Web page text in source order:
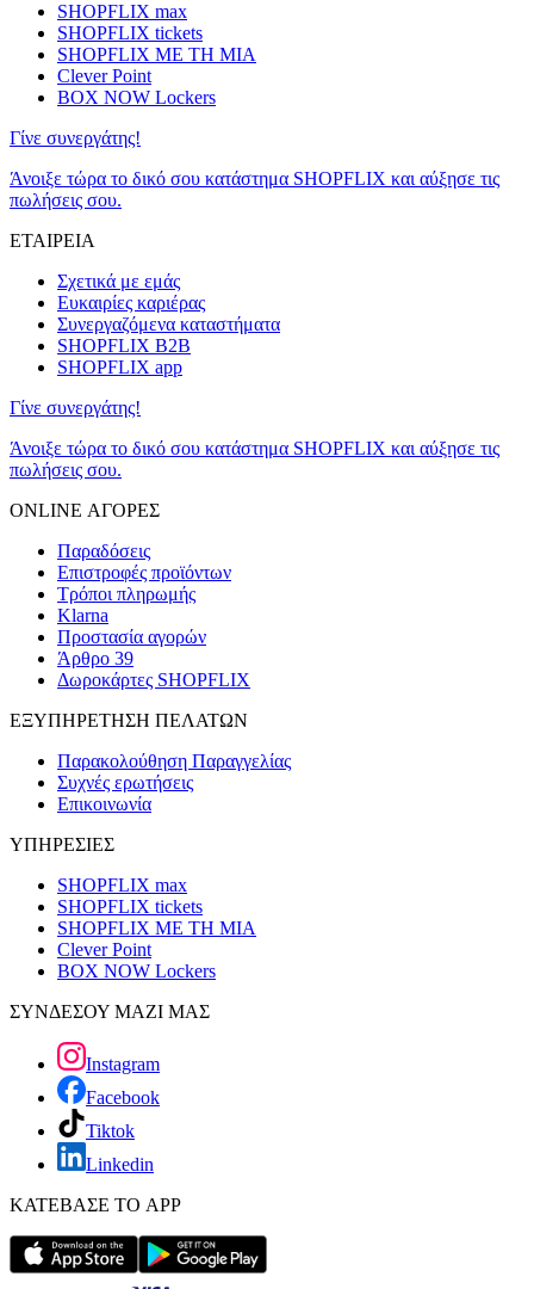
SHOPFLIX max
SHOPFLIX tickets
SHOPFLIX ΜΕ ΤΗ ΜΙΑ
Clever Point
BOX NOW Lockers
Γίνε συνεργάτης!
Άνοιξε τώρα το δικό σου κατάστημα SHOPFLIX και αύξησε τις
πωλήσεις σου.
ΕΤΑΙΡΕΙΑ
Σχετικά με εμάς
Ευκαιρίες καριέρας
Συνεργαζόμενα καταστήματα
SHOPFLIX B2B
SHOPFLIX app
Γίνε συνεργάτης!
Άνοιξε τώρα το δικό σου κατάστημα SHOPFLIX και αύξησε τις
πωλήσεις σου.
ONLINE ΑΓΟΡΕΣ
Παραδόσεις
Επιστροφές προϊόντων
Τρόποι πληρωμής
Klarna
Προστασία αγορών
Άρθρο 39
Δωροκάρτες SHOPFLIX
ΕΞΥΠΗΡΕΤΗΣΗ ΠΕΛΑΤΩΝ
Παρακολούθηση Παραγγελίας
Συχνές ερωτήσεις
Επικοινωνία
ΥΠΗΡΕΣΙΕΣ
SHOPFLIX max
SHOPFLIX tickets
SHOPFLIX ΜΕ ΤΗ ΜΙΑ
Clever Point
BOX NOW Lockers
ΣΥΝΔΕΣΟΥ ΜΑΖΙ ΜΑΣ
Instagram
Facebook
Tiktok
Linkedin
ΚΑΤΕΒΑΣΕ ΤΟ APP